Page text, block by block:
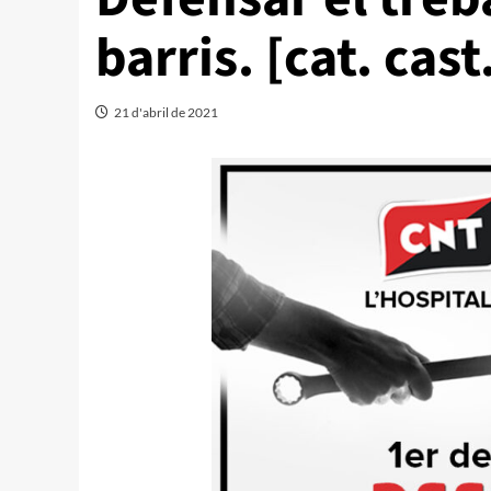
barris. [cat.
21 d'abril de 2021